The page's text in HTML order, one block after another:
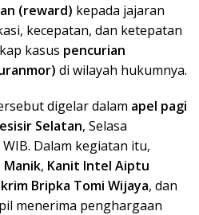
(reward) kepada jajaran
kecepatan, dan ketepatan
kasus pencurian
di wilayah hukumnya.
digelar dalam apel pagi
Selatan, Selasa
Dalam kegiatan itu,
Manik, Kanit Intel Aiptu
Bripka Tomi Wijaya, dan
menerima penghargaan